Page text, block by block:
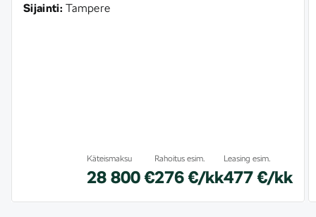
Sijainti: Tampere
Käteismaksu
28 800 €
Rahoitus esim.
276 €/kk
Leasing esim.
477 €/kk